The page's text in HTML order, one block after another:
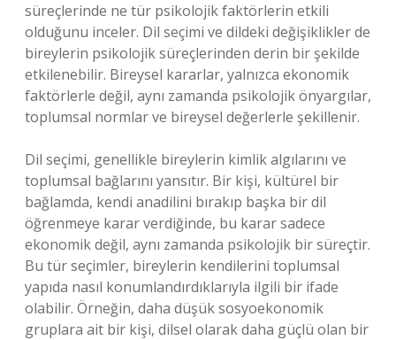
süreçlerinde ne tür psikolojik faktörlerin etkili
olduğunu inceler. Dil seçimi ve dildeki değişiklikler de
bireylerin psikolojik süreçlerinden derin bir şekilde
etkilenebilir. Bireysel kararlar, yalnızca ekonomik
faktörlerle değil, aynı zamanda psikolojik önyargılar,
toplumsal normlar ve bireysel değerlerle şekillenir.
Dil seçimi, genellikle bireylerin kimlik algılarını ve
toplumsal bağlarını yansıtır. Bir kişi, kültürel bir
bağlamda, kendi anadilini bırakıp başka bir dil
öğrenmeye karar verdiğinde, bu karar sadece
ekonomik değil, aynı zamanda psikolojik bir süreçtir.
Bu tür seçimler, bireylerin kendilerini toplumsal
yapıda nasıl konumlandırdıklarıyla ilgili bir ifade
olabilir. Örneğin, daha düşük sosyoekonomik
gruplara ait bir kişi, dilsel olarak daha güçlü olan bir